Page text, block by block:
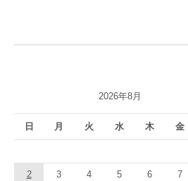
シ
ョ
ン
2026年8月
日 月 火 水 木 金
2 3 4 5 6 7